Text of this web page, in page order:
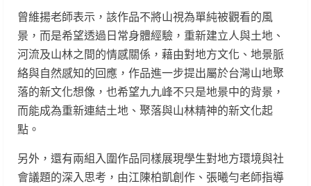
曾維揚老師表示，該作品不將山視為單純被觀看的風
景，而是希望透過日常身體經驗，重新建立人與土地、
河流及山林之間的情感關係，藉由對地方文化、地景脈
絡與自然感知的回應，作品進一步提出屬於台灣山地聚
落的新文化想像，也希望九九峰不只是地景中的背景，
而能成為重新連結土地、聚落與山林精神的新文化起
點。
另外，還有兩組入圍作品同樣展現學生對地方環境與社
會議題的深入思考，由江陳柏凱創作、張曦勻老師指導